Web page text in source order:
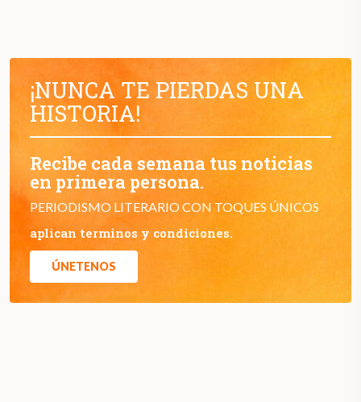
¡NUNCA TE PIERDAS UNA
HISTORIA!
Recibe cada semana tus noticias
en primera persona.
PERIODISMO LITERARIO CON TOQUES ÚNICOS
aplican terminos y condiciones.
ÚNETENOS